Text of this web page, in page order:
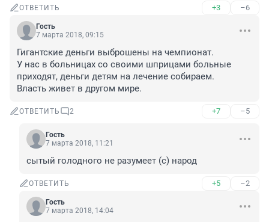
ОТВЕТИТЬ +3 –6
Гость
7 марта 2018, 09:15
Гигантские деньги выброшены на чемпионат.
У нас в больницах со своими шприцами больные
приходят, деньги детям на лечение собираем.
Власть живет в другом мире.
ОТВЕТИТЬ 2 +7 –5
Гость
7 марта 2018, 11:21
сытый голодного не разумеет (с) народ
ОТВЕТИТЬ +5 –2
Гость
7 марта 2018, 14:04